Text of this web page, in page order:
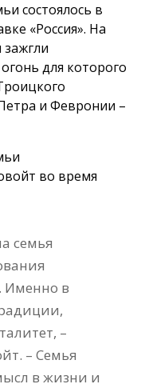
состоялось в
«Россия». На
для которого
и Февронии –
во время
семья
Именно в
–
– Семья
в жизни и